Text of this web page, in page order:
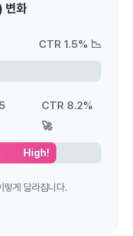
변화
CTR 1.5% 📉
CTR 8.2%
🚀
High!
렇게 달라집니다.